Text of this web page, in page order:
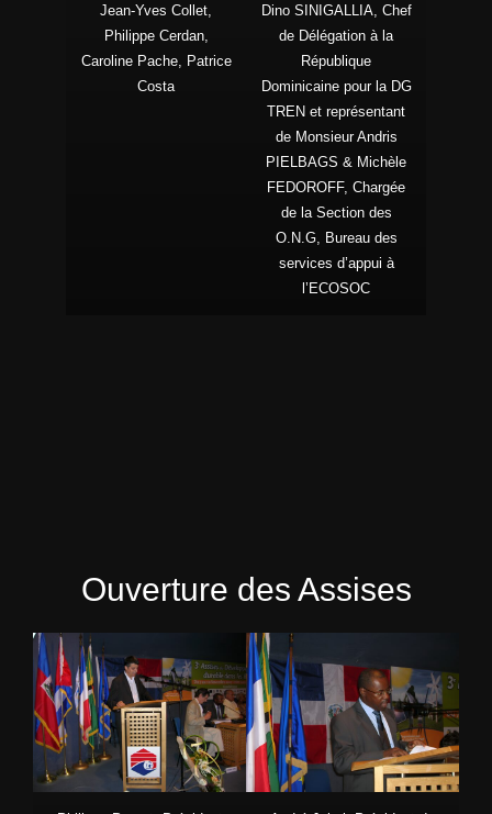
Jean-Yves Collet,
Philippe Cerdan,
Caroline Pache, Patrice
Costa
Dino SINIGALLIA, Chef
de Délégation à la
République
Dominicaine pour la DG
TREN et représentant
de Monsieur Andris
PIELBAGS & Michèle
FEDOROFF, Chargée
de la Section des
O.N.G, Bureau des
services d’appui à
l’ECOSOC
Ouverture des Assises